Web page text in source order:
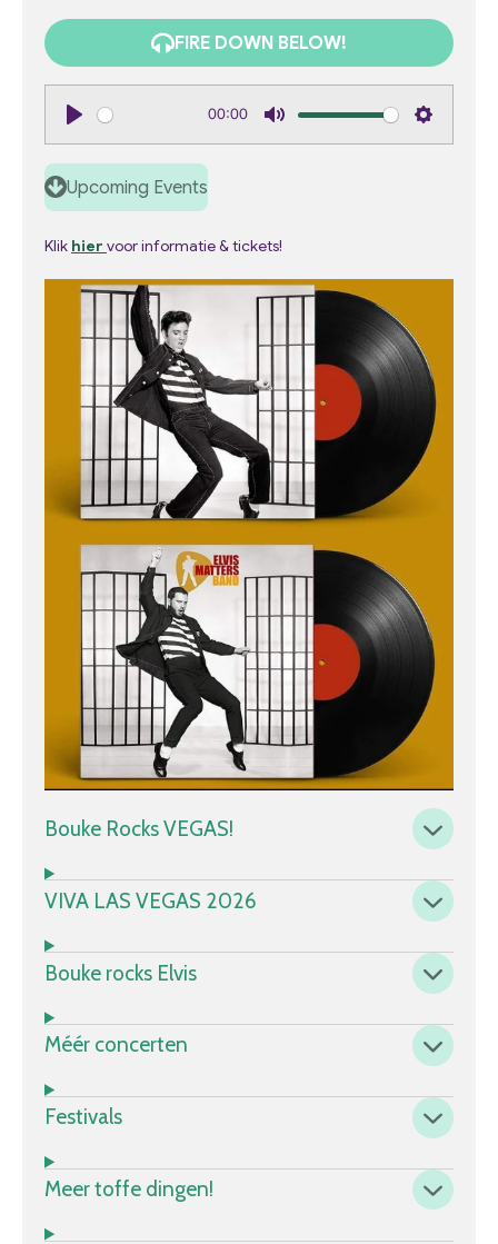
FIRE DOWN BELOW!
P
l
a
00:00
M
S
s
Upcoming Events
Klik hier voor informatie & tickets!
Bouke Rocks VEGAS!
VIVA LAS VEGAS 2026
Bouke rocks Elvis
Méér concerten
Festivals
Meer toffe dingen!